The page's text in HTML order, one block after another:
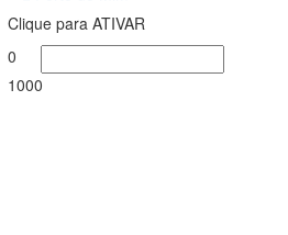
Clique para ATIVAR
0
1000